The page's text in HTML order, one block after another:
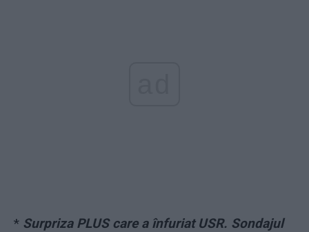
* Surpriza PLUS care a înfuriat USR. Sondajul